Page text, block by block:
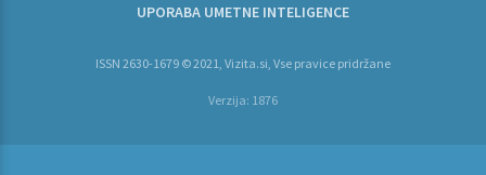
UPORABA UMETNE INTELIGENCE
ISSN 2630-1679 © 2021, Vizita.si, Vse pravice pridržane
Verzija: 1876